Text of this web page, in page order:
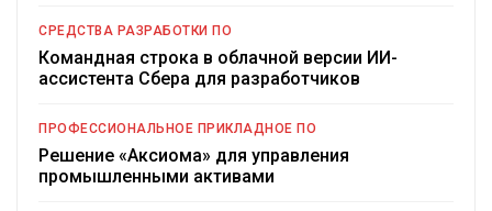
СРЕДСТВА РАЗРАБОТКИ ПО
Командная строка в облачной версии ИИ-
ассистента Сбера для разработчиков
ПРОФЕССИОНАЛЬНОЕ ПРИКЛАДНОЕ ПО
Решение «Аксиома» для управления
промышленными активами